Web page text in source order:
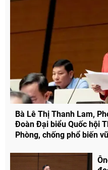
Bà Lê Thị Thanh Lam,
Đoàn Đại biểu Quốc hội
Phòng, chống phổ biến